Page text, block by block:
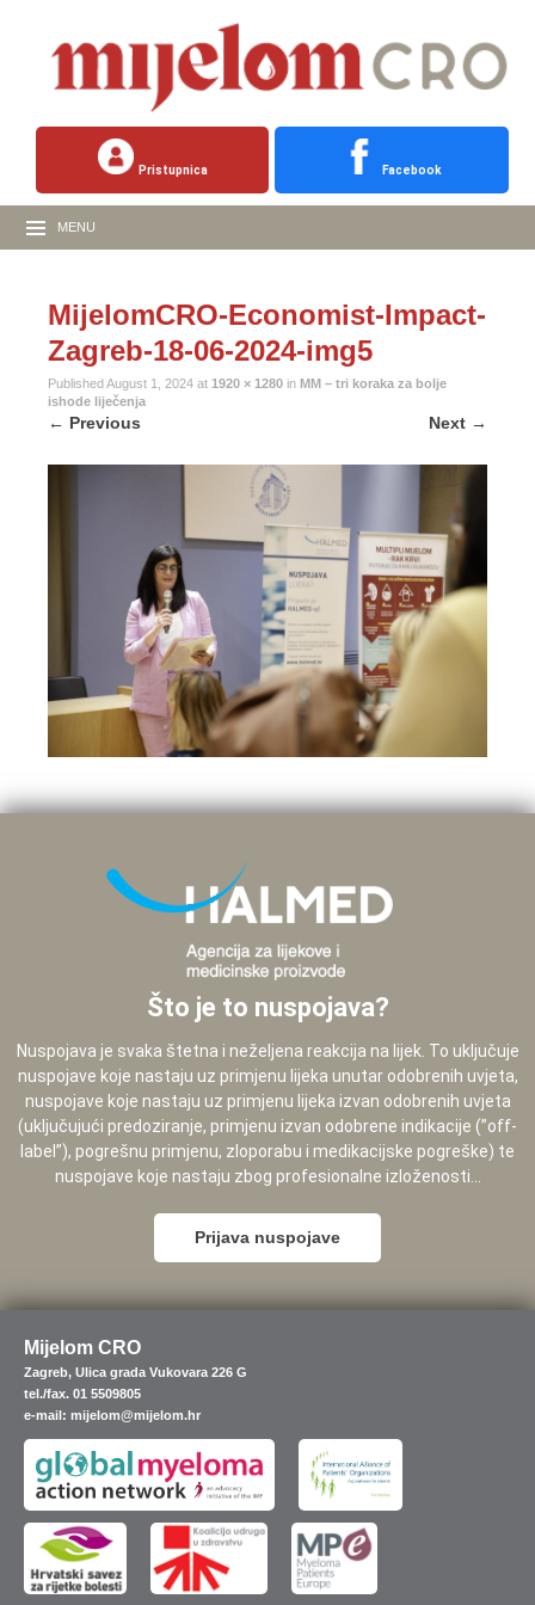
Pristupnica Facebook
MENU
MijelomCRO-Economist-Impact-
Zagreb-18-06-2024-img5
PublishedAugust 1, 2024 at 1920 × 1280 in MM – tri koraka za bolje
ishode liječenja
← Previous Next →
Što je to nuspojava?
Nuspojava je svaka štetna i neželjena reakcija na lijek. To uključuje
nuspojave koje nastaju uz primjenu lijeka unutar odobrenih uvjeta,
nuspojave koje nastaju uz primjenu lijeka izvan odobrenih uvjeta
(uključujući predoziranje, primjenu izvan odobrene indikacije (”off-
label”), pogrešnu primjenu, zloporabu i medikacijske pogreške) te
nuspojave koje nastaju zbog profesionalne izloženosti...
Prijava nuspojave
Mijelom CRO
Zagreb, Ulica grada Vukovara 226 G
tel./fax. 01 5509805
e-mail: mijelom@mijelom.hr